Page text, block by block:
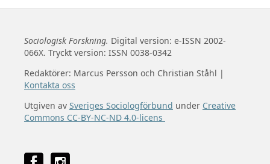
Sociologisk Forskning. Digital version: e-ISSN 2002-
066X. Tryckt version: ISSN 0038-0342
Redaktörer: Marcus Persson och Christian Ståhl |
Kontakta oss
Utgiven av Sveriges Sociologförbund under Creative
Commons CC-BY-NC-ND 4.0-licens